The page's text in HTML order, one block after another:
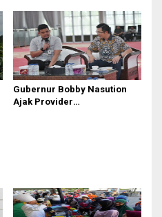
Emergency dan Personel
Lintas Wilayah
Gubernur Bobby Nasution
Ajak Provider